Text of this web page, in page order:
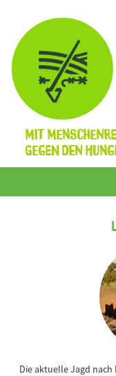
Mit
gegen den
Die aktuelle Jagd